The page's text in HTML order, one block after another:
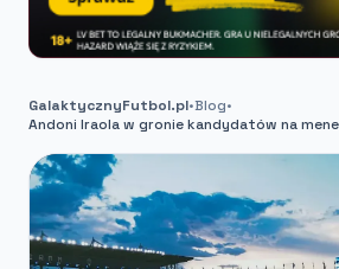
GalaktycznyFutbol.pl•Blog•
Andoni Iraola w gronie kandydatów na